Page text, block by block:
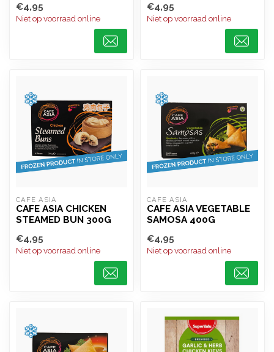
€4,95
Niet op voorraad online
€4,95
Niet op voorraad online
CAFE ASIA
CAFE ASIA CHICKEN
STEAMED BUN 300G
€4,95
Niet op voorraad online
CAFE ASIA
CAFE ASIA VEGETABLE
SAMOSA 400G
€4,95
Niet op voorraad online